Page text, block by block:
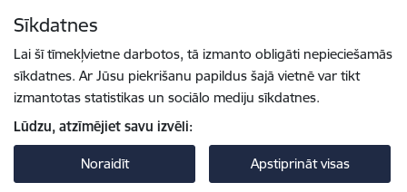
Sīkdatnes
Lai šī tīmekļvietne darbotos, tā izmanto obligāti nepieciešamās
sīkdatnes. Ar Jūsu piekrišanu papildus šajā vietnē var tikt
izmantotas statistikas un sociālo mediju sīkdatnes.
Lūdzu, atzīmējiet savu izvēli:
Noraidīt Apstiprināt visas